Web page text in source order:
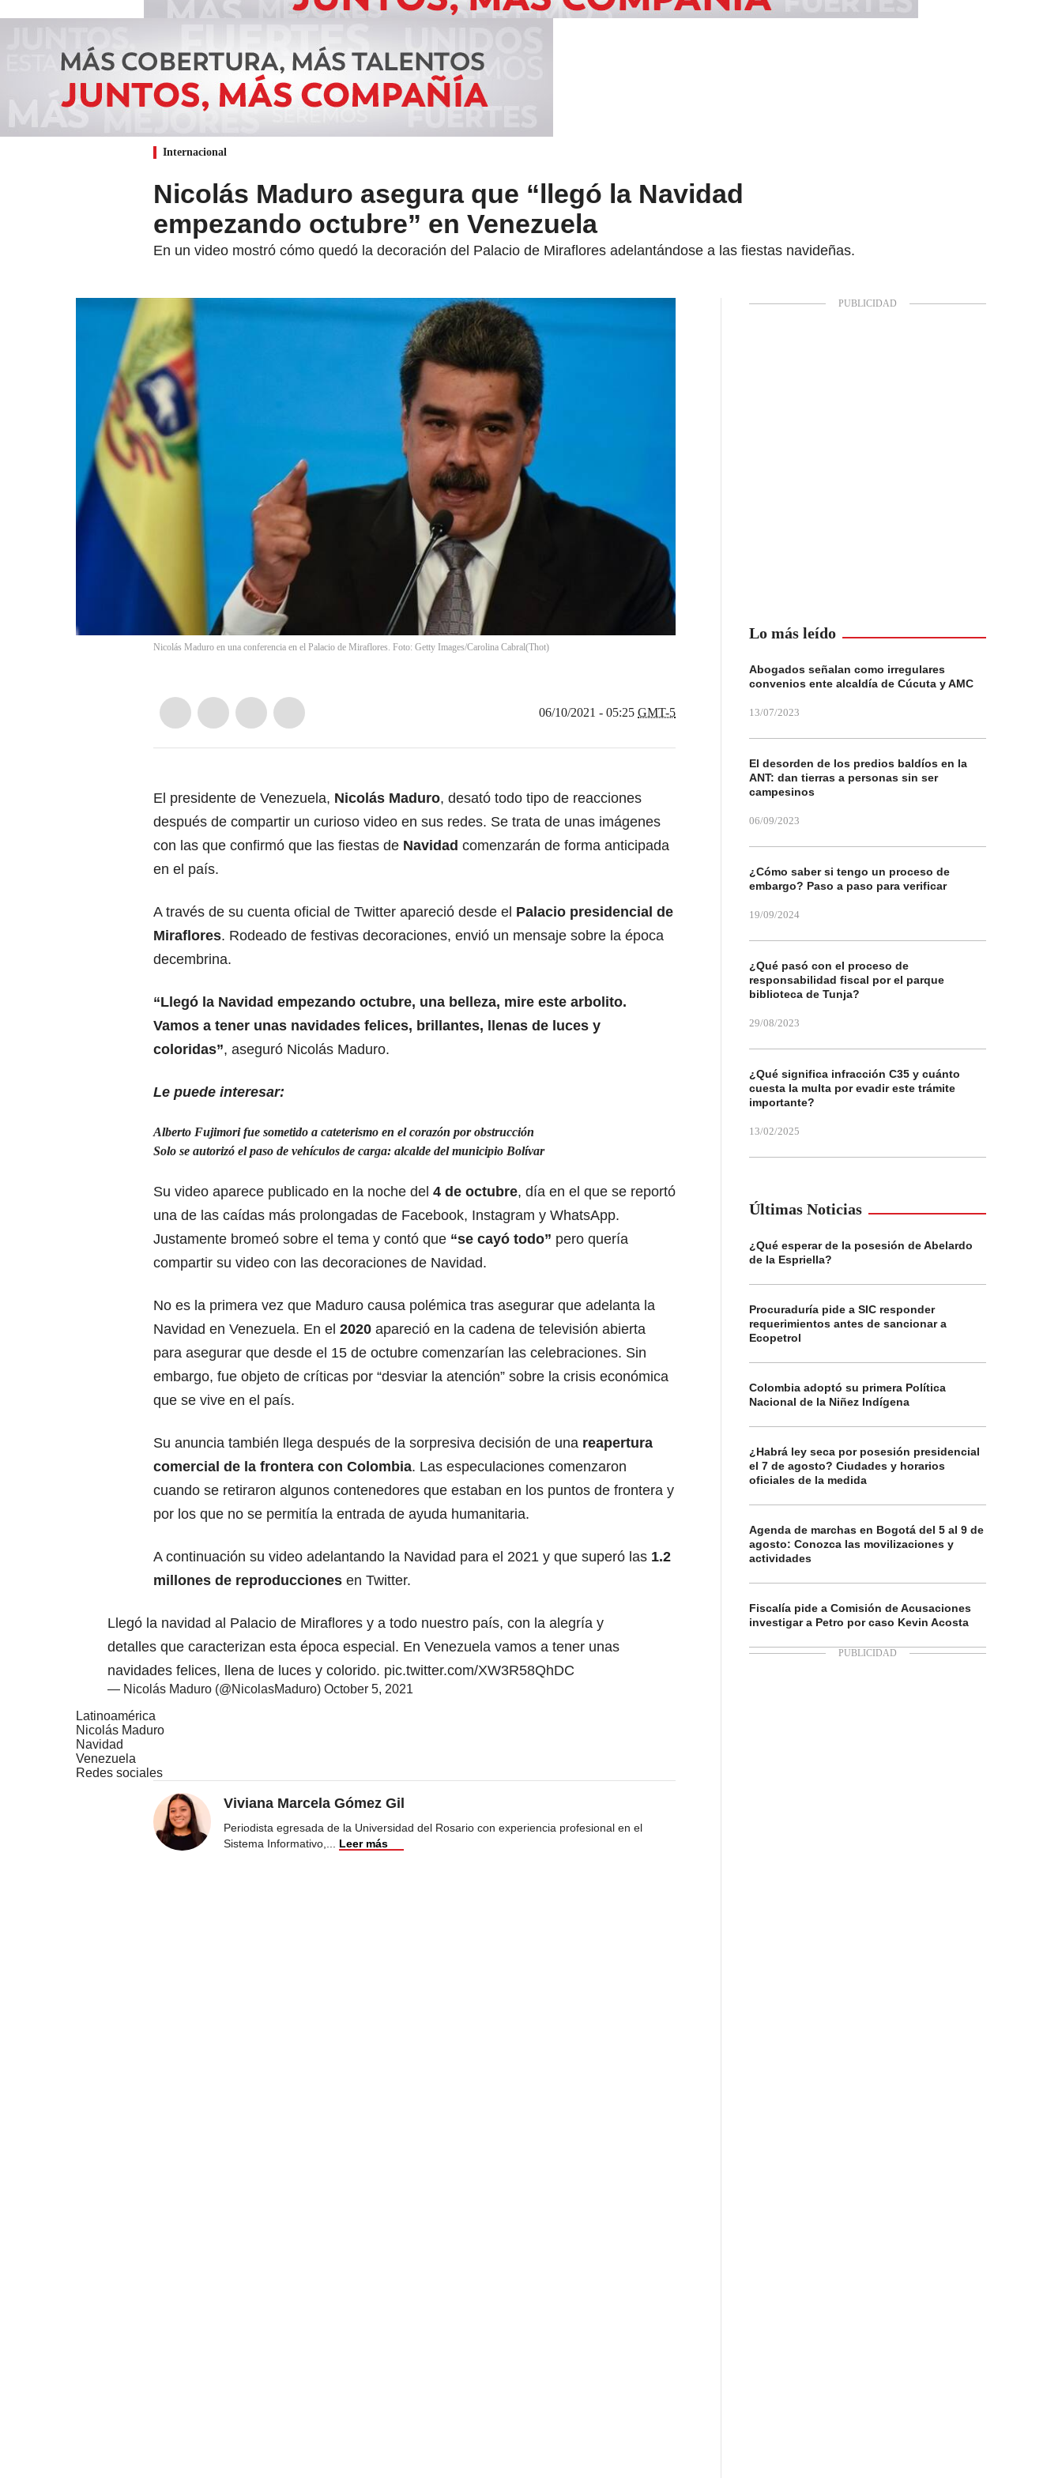
Internacional
Nicolás Maduro asegura que “llegó la Navidad
empezando octubre” en Venezuela
En un video mostró cómo quedó la decoración del Palacio de Miraflores adelantándose a las fiestas navideñas.
Nicolás Maduro en una conferencia en el Palacio de Miraflores. Foto: Getty Images/Carolina Cabral(Thot)
06/10/2021 - 05:25 GMT-5
El presidente de Venezuela, Nicolás Maduro, desató todo tipo de reacciones
después de compartir un curioso video en sus redes. Se trata de unas imágenes
con las que confirmó que las fiestas de Navidad comenzarán de forma anticipada
en el país.
A través de su cuenta oficial de Twitter apareció desde el Palacio presidencial de
Miraflores. Rodeado de festivas decoraciones, envió un mensaje sobre la época
decembrina.
“Llegó la Navidad empezando octubre, una belleza, mire este arbolito.
Vamos a tener unas navidades felices, brillantes, llenas de luces y
coloridas”, aseguró Nicolás Maduro.
Le puede interesar:
Alberto Fujimori fue sometido a cateterismo en el corazón por obstrucción
Solo se autorizó el paso de vehículos de carga: alcalde del municipio Bolívar
Su video aparece publicado en la noche del 4 de octubre, día en el que se reportó
una de las caídas más prolongadas de Facebook, Instagram y WhatsApp.
Justamente bromeó sobre el tema y contó que “se cayó todo” pero quería
compartir su video con las decoraciones de Navidad.
No es la primera vez que Maduro causa polémica tras asegurar que adelanta la
Navidad en Venezuela. En el 2020 apareció en la cadena de televisión abierta
para asegurar que desde el 15 de octubre comenzarían las celebraciones. Sin
embargo, fue objeto de críticas por “desviar la atención” sobre la crisis económica
que se vive en el país.
Su anuncia también llega después de la sorpresiva decisión de una reapertura
comercial de la frontera con Colombia. Las especulaciones comenzaron
cuando se retiraron algunos contenedores que estaban en los puntos de frontera y
por los que no se permitía la entrada de ayuda humanitaria.
A continuación su video adelantando la Navidad para el 2021 y que superó las 1.2
millones de reproducciones en Twitter.
Llegó la navidad al Palacio de Miraflores y a todo nuestro país, con la alegría y
detalles que caracterizan esta época especial. En Venezuela vamos a tener unas
navidades felices, llena de luces y colorido. pic.twitter.com/XW3R58QhDC
— Nicolás Maduro (@NicolasMaduro) October 5, 2021
Latinoamérica
Nicolás Maduro
Navidad
Venezuela
Redes sociales
Viviana Marcela Gómez Gil
Periodista egresada de la Universidad del Rosario con experiencia profesional en el
Sistema Informativo,
Leer más
Lo más leído
Abogados señalan como irregulares
convenios ente alcaldía de Cúcuta y AMC
13/07/2023
El desorden de los predios baldíos en la
ANT: dan tierras a personas sin ser
campesinos
06/09/2023
¿Cómo saber si tengo un proceso de
embargo? Paso a paso para verificar
19/09/2024
¿Qué pasó con el proceso de
responsabilidad fiscal por el parque
biblioteca de Tunja?
29/08/2023
¿Qué significa infracción C35 y cuánto
cuesta la multa por evadir este trámite
importante?
13/02/2025
Últimas Noticias
¿Qué esperar de la posesión de Abelardo
de la Espriella?
Procuraduría pide a SIC responder
requerimientos antes de sancionar a
Ecopetrol
Colombia adoptó su primera Política
Nacional de la Niñez Indígena
¿Habrá ley seca por posesión presidencial
el 7 de agosto? Ciudades y horarios
oficiales de la medida
Agenda de marchas en Bogotá del 5 al 9 de
agosto: Conozca las movilizaciones y
actividades
Fiscalía pide a Comisión de Acusaciones
investigar a Petro por caso Kevin Acosta